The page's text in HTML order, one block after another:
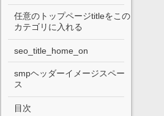
任意のトップページtitleをこの
カテゴリに入れる
seo_title_home_on
smpヘッダーイメージスペー
ス
目次